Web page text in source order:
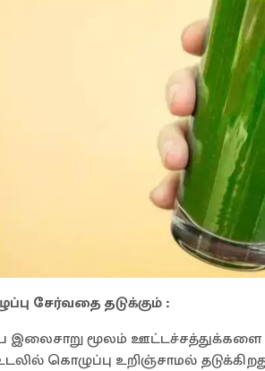
சேர்வதை தடுக்கும் :
இலைசாறு மூலம் ஊட்டச்சத்துக்களை
கொழுப்பு உறிஞ்சாமல்